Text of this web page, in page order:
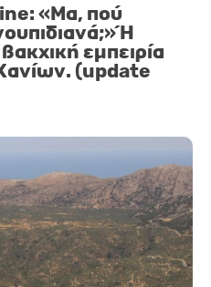
«Μα, πού
Ή
εμπειρία
(update